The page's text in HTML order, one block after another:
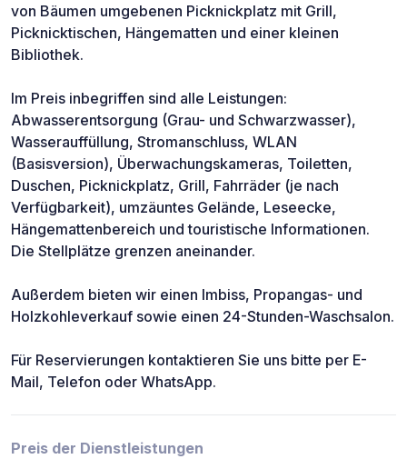
von Bäumen umgebenen Picknickplatz mit Grill,
Picknicktischen, Hängematten und einer kleinen
Bibliothek.
Im Preis inbegriffen sind alle Leistungen:
Abwasserentsorgung (Grau- und Schwarzwasser),
Wasserauffüllung, Stromanschluss, WLAN
(Basisversion), Überwachungskameras, Toiletten,
Duschen, Picknickplatz, Grill, Fahrräder (je nach
Verfügbarkeit), umzäuntes Gelände, Leseecke,
Hängemattenbereich und touristische Informationen.
Die Stellplätze grenzen aneinander.
Außerdem bieten wir einen Imbiss, Propangas- und
Holzkohleverkauf sowie einen 24-Stunden-Waschsalon.
Für Reservierungen kontaktieren Sie uns bitte per E-
Mail, Telefon oder WhatsApp.
Preis der Dienstleistungen